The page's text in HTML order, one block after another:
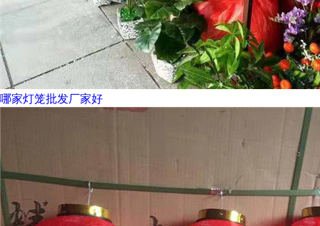
哪家灯笼批发厂家好